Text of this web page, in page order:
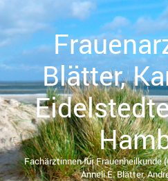
Zum Hauptinhalt springen
Blätter,
Fachärztinnen für Frauenheilkunde
Anneli E. Blätter,